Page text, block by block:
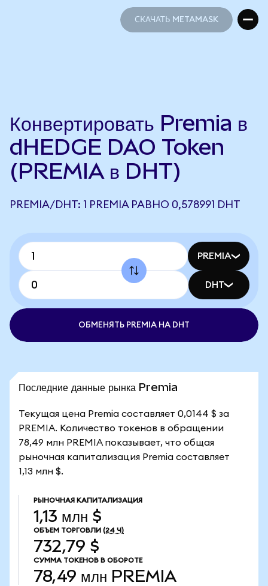
СКАЧАТЬ METAMASK
Конвертировать Premia в
dHEDGE DAO Token
(PREMIA в DHT)
PREMIA/DHT: 1 PREMIA РАВНО 0,578991 DHT
PREMIA
DHT
ОБМЕНЯТЬ PREMIA НА DHT
Последние данные рынка Premia
Текущая цена Premia составляет 0,0144 $ за
PREMIA. Количество токенов в обращении
78,49 млн PREMIA показывает, что общая
рыночная капитализация Premia составляет
1,13 млн $.
РЫНОЧНАЯ КАПИТАЛИЗАЦИЯ
1,13 млн $
ОБЪЕМ ТОРГОВЛИ (24 Ч)
732,79 $
СУММА ТОКЕНОВ В ОБОРОТЕ
78,49 млн PREMIA